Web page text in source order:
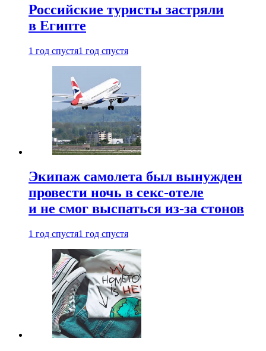
Российские туристы застряли
в Египте
1 год спустя1 год спустя
Экипаж самолета был вынужден
провести ночь в секс-отеле
и не смог выспаться из-за стонов
1 год спустя1 год спустя